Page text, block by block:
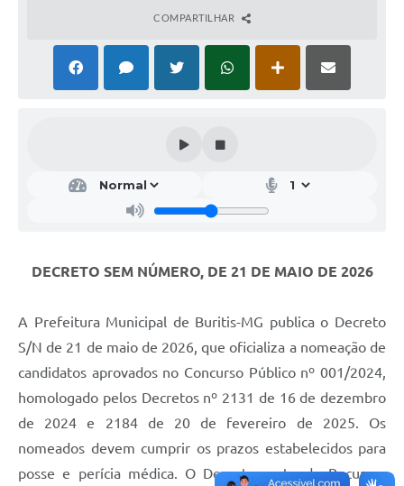
COMPARTILHAR
DECRETO SEM NÚMERO, DE 21 DE MAIO DE 2026
A Prefeitura Municipal de Buritis-MG publica o Decreto
S/N de 21 de maio de 2026, que oficializa a nomeação de
candidatos aprovados no Concurso Público nº 001/2024,
homologado pelos Decretos nº 2131 de 16 de dezembro
de 2024 e 2184 de 20 de fevereiro de 2025. Os
nomeados devem cumprir os prazos estabelecidos para
posse e perícia médica. O Departamento de Recursos